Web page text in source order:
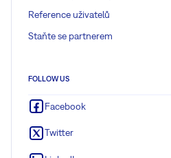
Reference uživatelů
Staňte se partnerem
FOLLOW US
Facebook
Twitter